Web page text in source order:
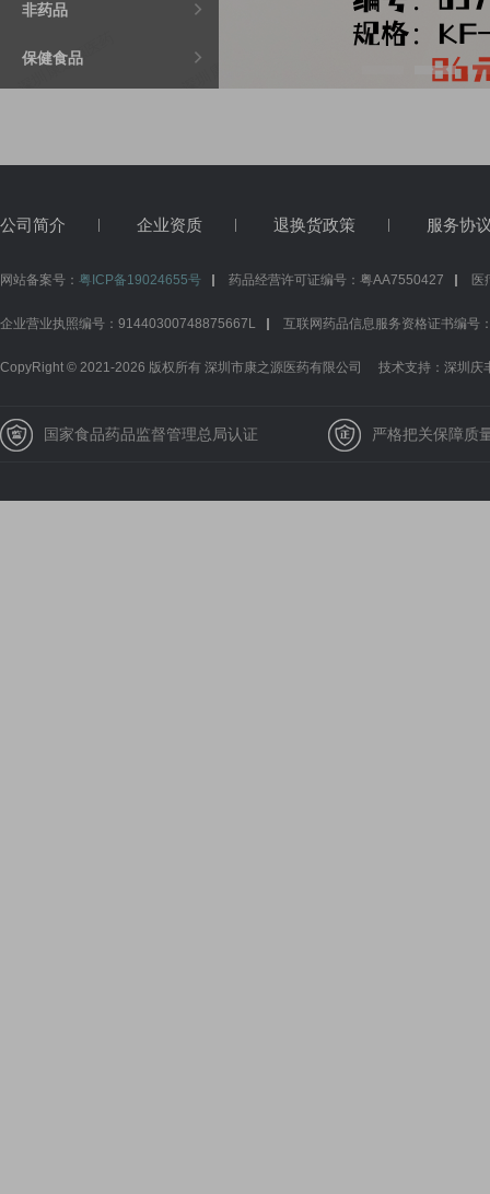
非药品 
保健食品 
公司简介 企业资质 退换货政策 服务协
网站备案号： 粤ICP备19024655号 药品经营许可证编号：粤AA7550427 医
企业营业执照编号：91440300748875667L 互联网药品信息服务资格证书编号
CopyRight © 2021-2026 版权所有 深圳市康之源医药有限公司 技术支持： 深圳庆
国家食品药品监督管理总局认证 严格把关保障质